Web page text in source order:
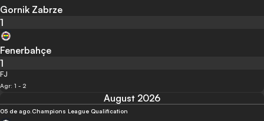
Gornik Zabrze
1
Fenerbahçe
1
FJ
Agr: 1 - 2
August 2026
05 de ago.Champions League Qualification